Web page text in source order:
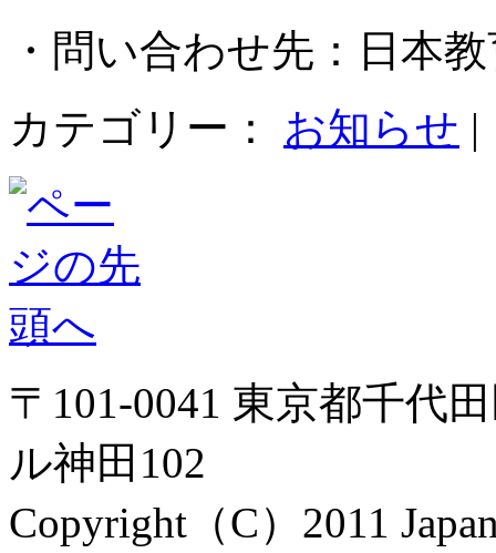
・問い合わせ先：日本
カテゴリー： お知らせ |
〒101-0041 東京都千代
ル神田102
Copyright（C）2011